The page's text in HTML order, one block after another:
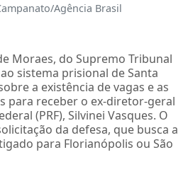
Agência Brasil
Moraes, do Supremo Tribunal
sistema prisional de Santa
a existência de vagas e as
para receber o ex-diretor-geral
(PRF), Silvinei Vasques. O
da defesa, que busca a
para Florianópolis ou São